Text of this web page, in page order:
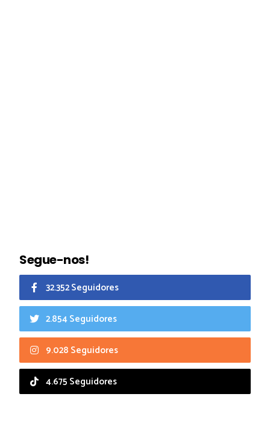
Segue-nos!
32.352 Seguidores
2.854 Seguidores
9.028 Seguidores
4.675 Seguidores